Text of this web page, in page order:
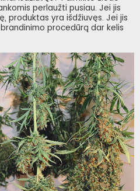
perlaužti pusiau. Jei jis
produktas yra išdžiuvęs. Jei jis
procedūrą dar kelis